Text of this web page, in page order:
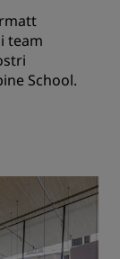
team
School.